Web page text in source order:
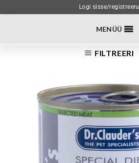
Logi sisse/registreeru
MENÜÜ
FILTREERI